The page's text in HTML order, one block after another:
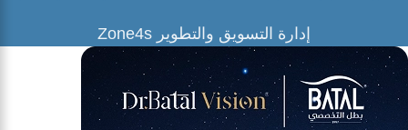
إدارة التسويق والتطوير Zone4s